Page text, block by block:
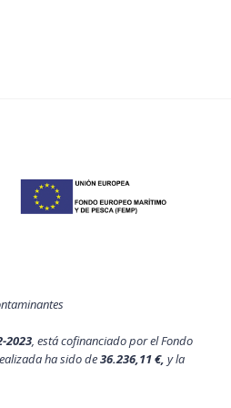
2023, está cofinanciado por el Fondo
ha sido de36.236,11 €, y la